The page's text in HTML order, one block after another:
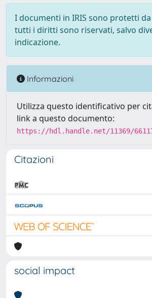
I documenti in IRIS sono protetti
tutti i diritti sono riservati, salvo
indicazione.
Informazioni
Utilizza questo identificativo per
link a questo documento:
https://hdl.handle.net/11369/
Citazioni
social impact